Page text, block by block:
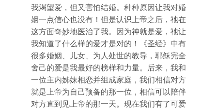
我渴望爱，但又害怕结婚。种种原因让我对婚
姻一点信心也没有！但是认识上帝之后，祂在
这方面奇妙地医治了我。因为神就是爱，祂让
我知道了什么样的爱才是对的！《圣经》中有
很多婚姻、儿女、为人处世的教导，耶稣完全
舍己的爱是我最好的榜样和力量。后来，我和
一位主内姊妹相恋并组成家庭，我们相信对方
就是上帝为自己预备的那一位，相信可以陪伴
对方直到见上帝的那一天。现在我们有了可爱